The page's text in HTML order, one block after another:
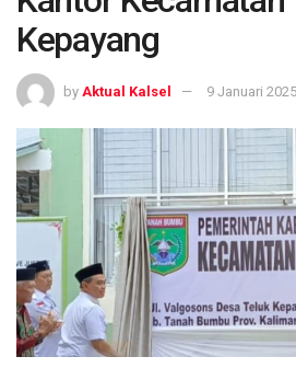
Kepayang
by Aktual Kalsel 9 Januari 2025